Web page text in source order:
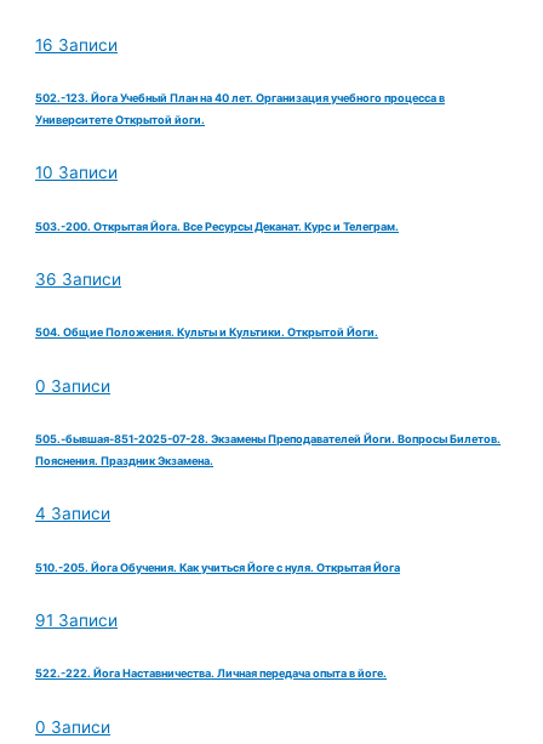
16 Записи
502.-123. Йога Учебный План на 40 лет. Организация учебного процесса в
Университете Открытой йоги.
10 Записи
503.-200. Открытая Йога. Все Ресурсы Деканат. Курс и Телеграм.
36 Записи
504. Общие Положения. Культы и Культики. Открытой Йоги.
0 Записи
505.-бывшая-851-2025-07-28. Экзамены Преподавателей Йоги. Вопросы Билетов.
Пояснения. Праздник Экзамена.
4 Записи
510.-205. Йога Обучения. Как учиться Йоге с нуля. Открытая Йога
91 Записи
522.-222. Йога Наставничества. Личная передача опыта в йоге.
0 Записи